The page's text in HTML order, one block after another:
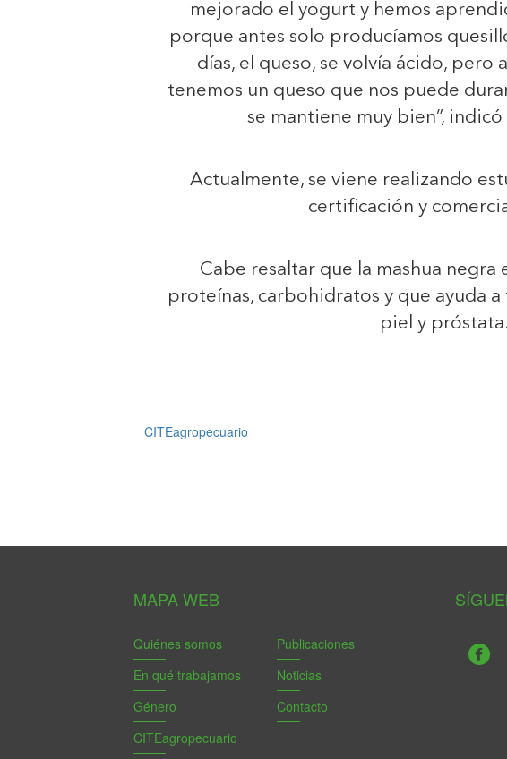
mejorado el yogurt y hemos
porque antes solo producíamos
días, el queso, se volvía ácido, pero
tenemos un queso que nos puede
se mantiene muy bien”,
Actualmente, se viene realizando
certificación y
Cabe resaltar que la mashua negra
proteínas, carbohidratos y que ayuda
piel y próstata.
CITEagropecuario
MAPA WEB
Quiénes somos
En qué trabajamos
Género
CITEagropecuario
Publicaciones
Noticias
Contacto